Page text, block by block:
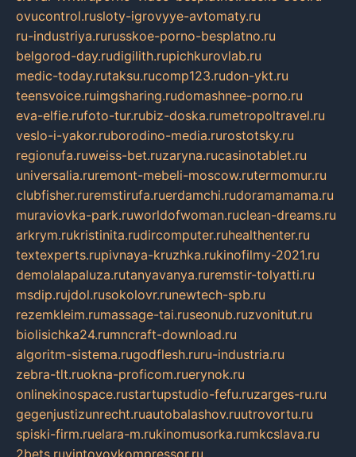
ovucontrol.rusloty-igrovyye-avtomaty.ru
ru-industriya.rurusskoe-porno-besplatno.ru
belgorod-day.rudigilith.rupichkurovlab.ru
medic-today.rutaksu.rucomp123.rudon-ykt.ru
teensvoice.ruimgsharing.rudomashnee-porno.ru
eva-elfie.rufoto-tur.rubiz-doska.rumetropoltravel.ru
veslo-i-yakor.ruborodino-media.rurostotsky.ru
regionufa.ruweiss-bet.ruzaryna.rucasinotablet.ru
universalia.ruremont-mebeli-moscow.rutermomur.ru
clubfisher.ruremstirufa.ruerdamchi.rudoramamama.ru
muraviovka-park.ruworldofwoman.ruclean-dreams.ru
arkrym.rukristinita.rudircomputer.ruhealthenter.ru
textexperts.rupivnaya-kruzhka.rukinofilmy-2021.ru
demolalapaluza.rutanyavanya.ruremstir-tolyatti.ru
msdip.rujdol.rusokolovr.runewtech-spb.ru
rezemkleim.rumassage-tai.ruseonub.ruzvonitut.ru
biolisichka24.rumncraft-download.ru
algoritm-sistema.rugodflesh.ruru-industria.ru
zebra-tlt.ruokna-proficom.ruerynok.ru
onlinekinospace.rustartupstudio-fefu.ruzarges-ru.ru
gegenjustizunrecht.ruautobalashov.ruutrovortu.ru
spiski-firm.ruelara-m.rukinomusorka.rumkcslava.ru
2bets.ruvintovoykompressor.ru